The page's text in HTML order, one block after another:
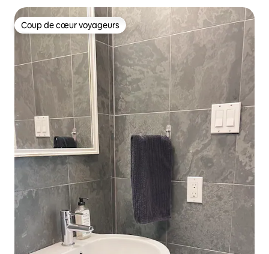
Coup de cœur voyageurs
Coup de cœur voyageurs